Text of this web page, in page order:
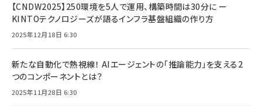
【CNDW2025】250環境を5人で運用、構築時間は30分に ー
KINTOテクノロジーズが語るインフラ基盤組織の作り方
2025年12月18日 6:30
新たな自動化で熱視線！ AIエージェントの「推論能力」を支える2
つのコンポーネントとは？
2025年11月28日 6:30